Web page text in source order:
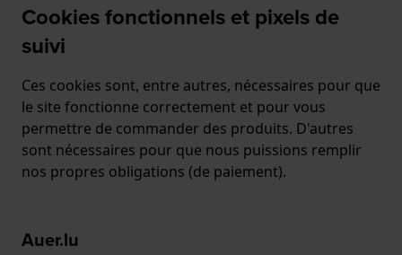
Cookies fonctionnels et pixels de
suivi
Ces cookies sont, entre autres, nécessaires pour que
le site fonctionne correctement et pour vous
permettre de commander des produits. D'autres
sont nécessaires pour que nous puissions remplir
nos propres obligations (de paiement).
Auer.lu